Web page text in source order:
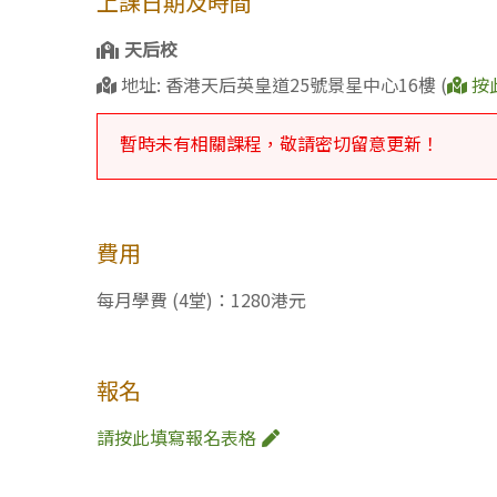
天后校
地址: 香港天后英皇道25號景星中心16樓 (
按
暫時未有相關課程，敬請密切留意更新！
費用
每月學費 (4堂)：1280港元
報名
請按此填寫報名表格